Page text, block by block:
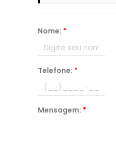
Nome: *
Telefone: *
Mensagem: *